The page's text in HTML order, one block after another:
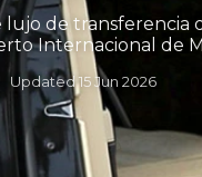
lujo de transferencia
Internacional de
Updated15 Jun 2026